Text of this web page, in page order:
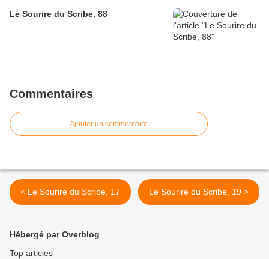
Le Sourire du Scribe, 88
Commentaires
Ajouter un commentaire
< Le Sourire du Scribe, 17 Le Sourire du Scribe, 19 >
Hébergé par Overblog
Top articles